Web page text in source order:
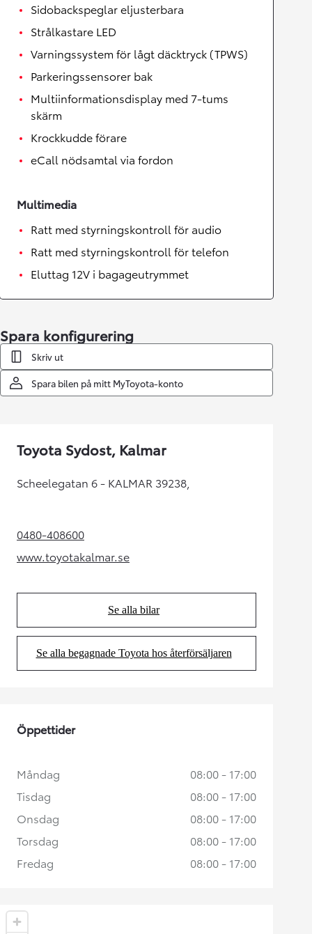
Sidobackspeglar eljusterbara
Strålkastare LED
Varningssystem för lågt däcktryck (TPWS)
Parkeringssensorer bak
Multiinformationsdisplay med 7-tums
skärm
Krockkudde förare
eCall nödsamtal via fordon
Multimedia
Ratt med styrningskontroll för audio
Ratt med styrningskontroll för telefon
Eluttag 12V i bagageutrymmet
Spara konfigurering
Skriv ut
Spara bilen på mitt MyToyota-konto
Toyota Sydost, Kalmar
Scheelegatan 6 - KALMAR 39238,
0480-408600(Opens in new tab)
www.toyotakalmar.se
(Opens in new tab)
Se alla bilar
(Opens in new tab)
Se alla begagnade Toyota hos återförsäljaren
(Opens in new tab)
Öppettider
Måndag
08:00 - 17:00
Tisdag
08:00 - 17:00
Onsdag
08:00 - 17:00
Torsdag
08:00 - 17:00
Fredag
08:00 - 17:00